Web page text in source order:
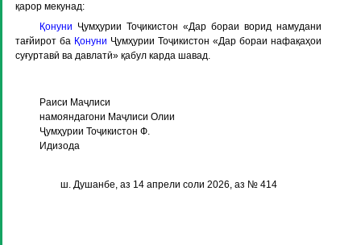
қарор мекунад:
Қонуни Ҷумҳурии Тоҷикистон «Дар бораи ворид намудани
тағйирот ба Қонуни Ҷумҳурии Тоҷикистон «Дар бораи нафақаҳои
суғуртавӣ ва давлатӣ» қабул карда шавад.
Раиси Маҷлиси
намояндагони Маҷлиси Олии
Ҷумҳурии Тоҷикистон Ф.
Идизода
ш. Душанбе, аз 14 апрели соли 2026, аз № 414